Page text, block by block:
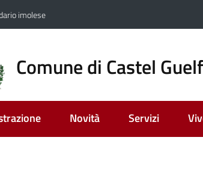
imolese
Comune di Castel
Novità Servizi